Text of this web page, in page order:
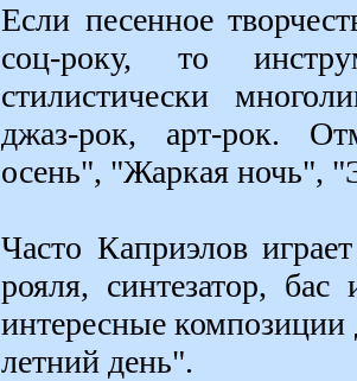
Если песенное
соц-року, то
стилистически
джаз-рок, арт-рок.
осень", "Жаркая ночь",
Часто Каприэлов
рояля, синтезатор,
интересные
летний день".